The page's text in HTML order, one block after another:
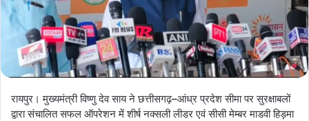
रायपुर। मुख्यमंत्री विष्णु देव साय ने छत्तीसगढ़–आंध्र प्रदेश सीमा पर सुरक्षाबलों
द्वारा संचालित सफल ऑपरेशन में शीर्ष नक्सली लीडर एवं सीसी मेम्बर माडवी हिड़मा